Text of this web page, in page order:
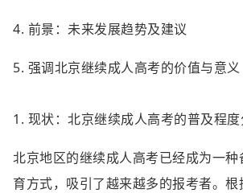
4. 前景：未来发展趋势及建议
5. 强调北京继续成人高考的价值与意义
1. 现状：北京继续成人高考的普及程
北京地区的继续成人高考已经成为一
育方式，吸引了越来越多的报考者。